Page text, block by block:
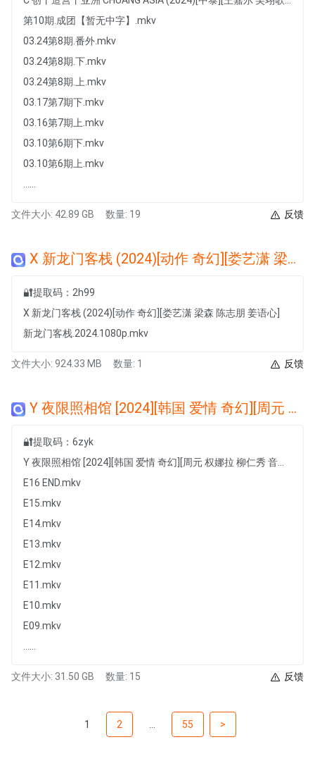
第10期.成团【暂无中字】.mkv
03.24第8期.番外.mkv
03.24第8期.下.mkv
03.24第8期.上.mkv
03.17第7期下.mkv
03.16第7期上.mkv
03.10第6期下.mkv
03.10第6期上.mkv
文件大小: 42.89 GB 数量: 19 反馈
X 新龙门客栈 (2024)[动作 奇幻][娄艺潇 梁森 陈志朋 姜语心]
🔐提取码：2h99
X 新龙门客栈 (2024)[动作 奇幻][娄艺潇 梁森 陈志朋 姜语心]
新龙门客栈.2024.1080p.mkv
文件大小: 924.33 MB 数量: 1 反馈
Y 夜限照相馆 [2024][韩国 爱情 奇幻][周元 权娜拉 柳仁秀 音文硕]
🔐提取码：6zyk
E16 END.mkv
E15.mkv
E14.mkv
E13.mkv
E12.mkv
E11.mkv
E10.mkv
E09.mkv
文件大小: 31.50 GB 数量: 15 反馈
1 2 55 >